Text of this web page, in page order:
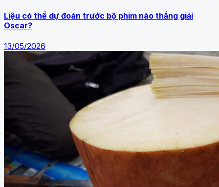
Liệu có thể dự đoán trước bộ phim nào thắng giải
Oscar?
13/05/2026